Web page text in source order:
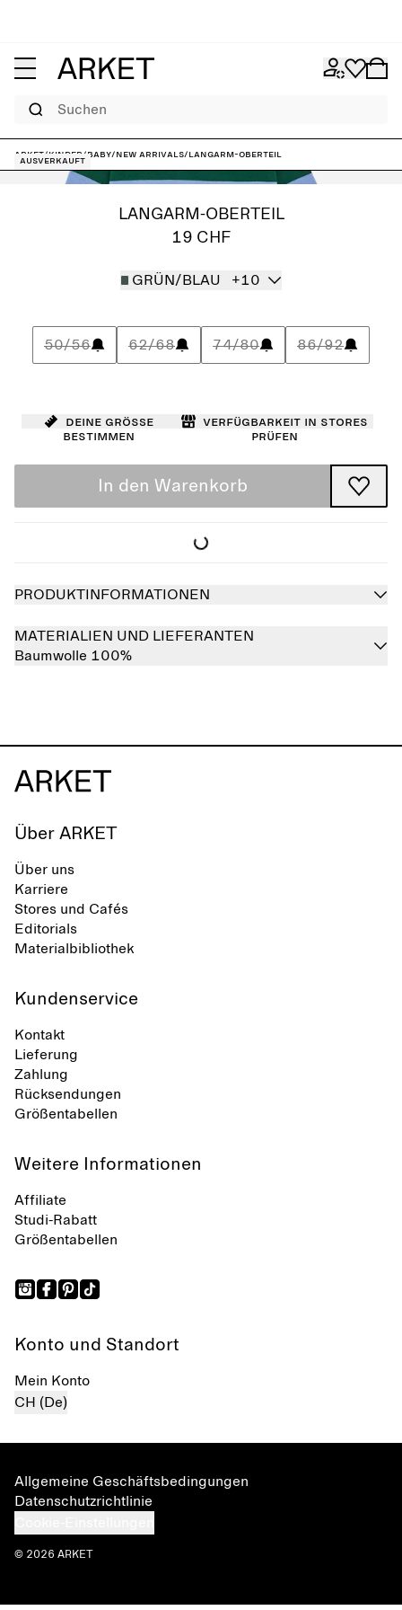
Suchen
ARKET/Kinder /Baby/New arrivals/Langarm-Oberteil
Ausverkauft
LANGARM-OBERTEIL
19 CHF
GRÜN/BLAU +10
50/56 62/68 74/80 86/92
Deine Größe
bestimmen
Verfügbarkeit in Stores
prüfen
In den Warenkorb
PRODUKTINFORMATIONEN
MATERIALIEN UND LIEFERANTEN
Baumwolle 100%
Über ARKET
Über uns
Karriere
Stores und Cafés
Editorials
Materialbibliothek
Kundenservice
Kontakt
Lieferung
Zahlung
Rücksendungen
Größentabellen
Weitere Informationen
Affiliate
Studi-Rabatt
Größentabellen
Konto und Standort
Mein Konto
CH (De)
Allgemeine Geschäftsbedingungen
Datenschutzrichtlinie
© 2026 ARKET